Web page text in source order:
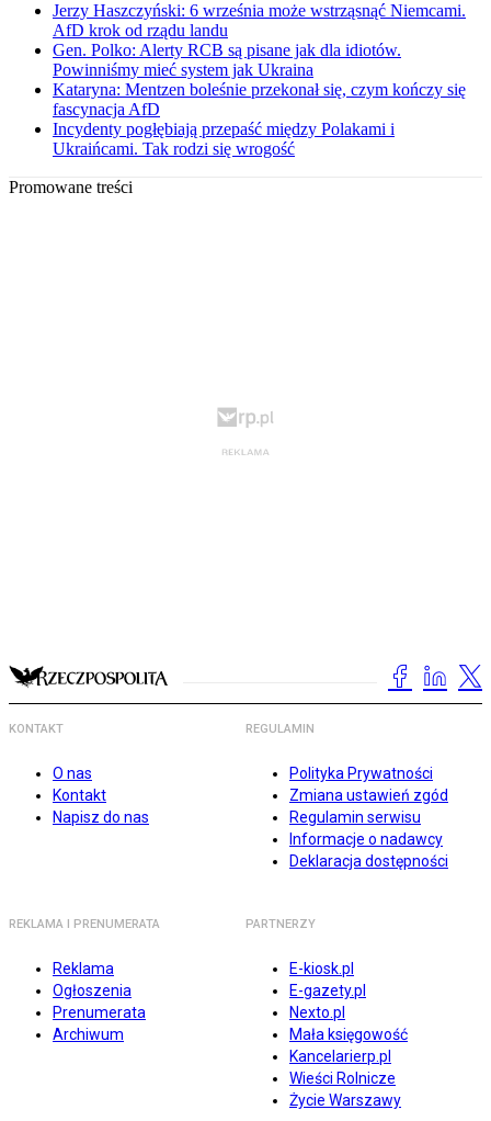
Jerzy Haszczyński: 6 września może wstrząsnąć Niemcami.
AfD krok od rządu landu
Gen. Polko: Alerty RCB są pisane jak dla idiotów.
Powinniśmy mieć system jak Ukraina
Kataryna: Mentzen boleśnie przekonał się, czym kończy się
fascynacja AfD
Incydenty pogłębiają przepaść między Polakami i
Ukraińcami. Tak rodzi się wrogość
Promowane treści
KONTAKT
O nas
Kontakt
Napisz do nas
REGULAMIN
Polityka Prywatności
Zmiana ustawień zgód
Regulamin serwisu
Informacje o nadawcy
Deklaracja dostępności
REKLAMA I PRENUMERATA
Reklama
Ogłoszenia
Prenumerata
Archiwum
PARTNERZY
E-kiosk.pl
E-gazety.pl
Nexto.pl
Mała księgowość
Kancelarierp.pl
Wieści Rolnicze
Życie Warszawy